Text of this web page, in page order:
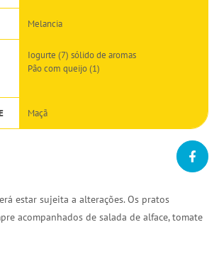
Melancia
Iogurte (7) sólido de aromas
Pão com queijo (1)
Maçã
estar sujeita a alterações. Os pratos
acompanhados de salada de alface, tomate